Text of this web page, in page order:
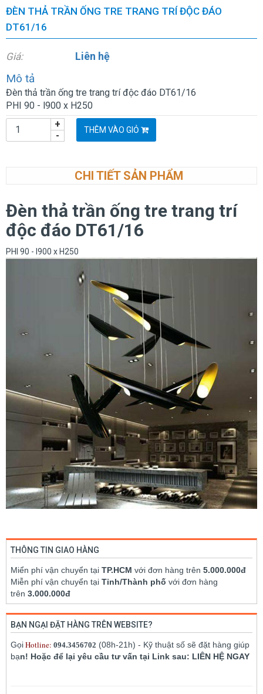
ĐÈN THẢ TRẦN ỐNG TRE TRANG TRÍ ĐỘC ĐÁO
DT61/16
Giá: Liên hệ
Mô tả
Đèn thả trần ống tre trang trí độc đáo DT61/16
PHI 90 - l900 x H250
-
+ THÊM VÀO GIỎ
CHI TIẾT SẢN PHẨM
Đèn thả trần ống tre trang trí
độc đáo DT61/16
PHI 90 - l900 x H250
THÔNG TIN GIAO HÀNG
Miển phí vận chuyển tại TP.HCM với đơn hàng trên 5.000.000đ
Miễn phí vận chuyển tại Tỉnh/Thành phố với đơn hàng
trên 3.000.000đ
BẠN NGẠI ĐẶT HÀNG TRÊN WEBSITE?
GọiHotline: 094.3456702 (08h-21h) - Kỹ thuật số sẽ đặt hàng giúp
bạn! Hoặc để lại yêu cầu tư vấn tại Link sau: LIÊN HỆ NGAY